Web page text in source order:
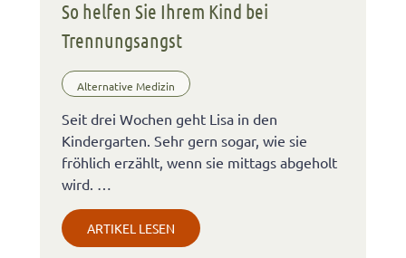
So helfen Sie Ihrem Kind bei
Trennungsangst
Alternative Medizin
Seit drei Wochen geht Lisa in den
Kindergarten. Sehr gern sogar, wie sie
fröhlich erzählt, wenn sie mittags abgeholt
wird. …
ARTIKEL LESEN